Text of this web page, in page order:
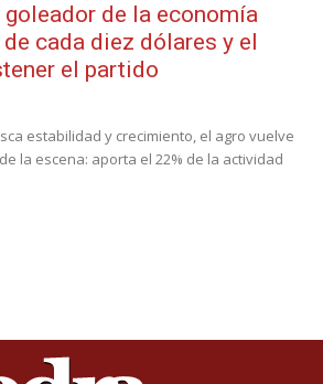
goleador de la economía
cada diez dólares y el
el partido
estabilidad y crecimiento, el agro vuelve
la escena: aporta el 22% de la actividad